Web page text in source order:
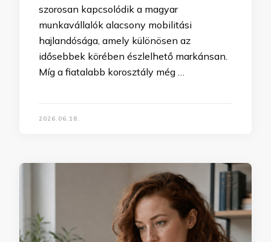
szorosan kapcsolódik a magyar
munkavállalók alacsony mobilitási
hajlandósága, amely különösen az
idősebbek körében észlelhető markánsan.
Míg a fiatalabb korosztály még …
2026.06.18.